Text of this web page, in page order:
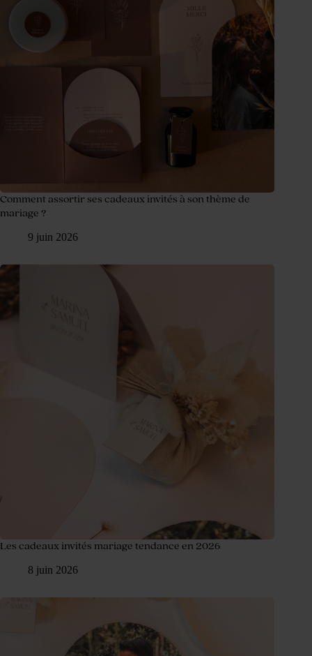
Comment assortir ses cadeaux invités à son thème de
mariage ?
9 juin 2026
Les cadeaux invités mariage tendance en 2026
8 juin 2026